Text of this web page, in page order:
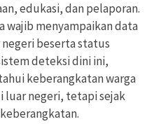
edukasi, dan pelaporan.
wajib menyampaikan data
beserta status
deteksi dini ini,
keberangkatan warga
luar negeri, tetapi sejak